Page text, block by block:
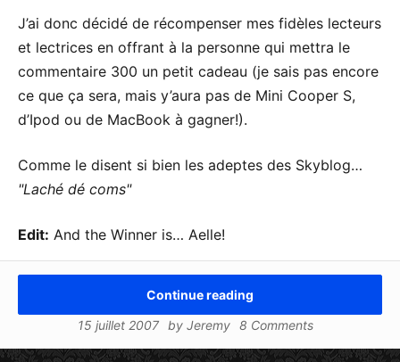
J’ai donc décidé de récompenser mes fidèles lecteurs
et lectrices en offrant à la personne qui mettra le
commentaire 300 un petit cadeau (je sais pas encore
ce que ça sera, mais y’aura pas de Mini Cooper S,
d’Ipod ou de MacBook à gagner!).
Comme le disent si bien les adeptes des Skyblog…
Laché dé coms
Edit: And the Winner is… Aelle!
Continue reading
15 juillet 2007 by Jeremy 8 Comments